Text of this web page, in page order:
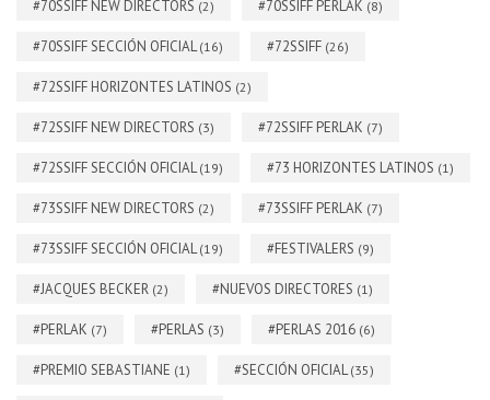
#70SSIFF NEW DIRECTORS (2) #70SSIFF PERLAK (8)
#70SSIFF SECCIÓN OFICIAL(16) #72SSIFF (26)
#72SSIFF HORIZONTES LATINOS (2)
#72SSIFF NEW DIRECTORS (3) #72SSIFF PERLAK (7)
#72SSIFF SECCIÓN OFICIAL(19) #73 HORIZONTES LATINOS (1)
#73SSIFF NEW DIRECTORS (2) #73SSIFF PERLAK (7)
#73SSIFF SECCIÓN OFICIAL(19) #FESTIVALERS (9)
#JACQUES BECKER (2) #NUEVOS DIRECTORES (1)
#PERLAK (7) #PERLAS (3) #PERLAS 2016 (6)
#PREMIO SEBASTIANE (1) #SECCIÓN OFICIAL(35)